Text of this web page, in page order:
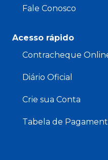
Fale Conosco
Acesso rápido
Contracheque
Diário Oficial
Crie sua Conta
Tabela de